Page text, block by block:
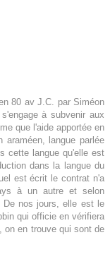
80 av J.C. par Siméon
à subvenir aux
que l'aide apportée en
langue parlée
cette langue qu'elle est
dans la langue du
est écrit le contrat n'a
à un autre et selon
De nos jours, elle est le
qui officie en vérifiera
on en trouve qui sont de